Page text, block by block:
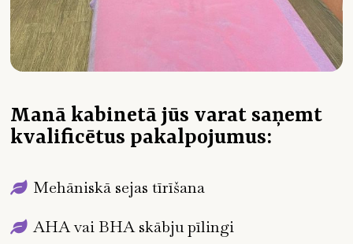
Manā kabinetā jūs varat saņemt
kvalificētus pakalpojumus:
Mehāniskā sejas tīrīšana
AHA vai BHA skābju pīlingi